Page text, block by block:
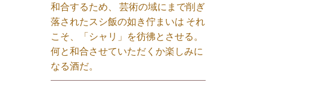
和合するため、 芸術の域にまで削ぎ
落されたスシ飯の如き佇まいは それ
こそ、「シャリ」を彷彿とさせる。
何と和合させていただくか楽しみに
なる酒だ。⁡